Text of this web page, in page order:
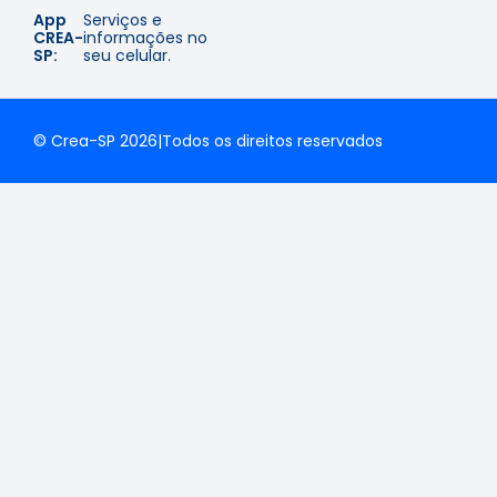
App
CREA-
SP:
Serviços e
informações no
seu celular.
© Crea-SP 2026|Todos os direitos reservados